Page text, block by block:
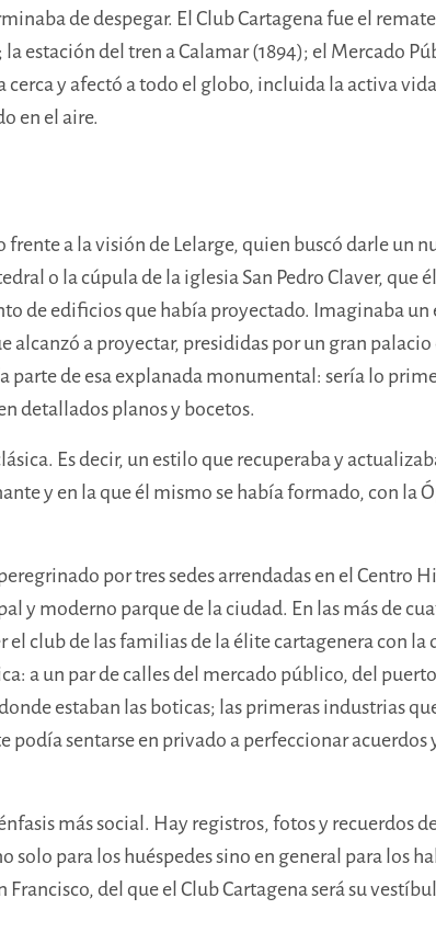
de despegar. El Club Cartagena fue el
estación del tren a Calamar (1894); el Mercado
cerca y afectó a todo el globo, incluida la activa
en el aire.
a la visión de Lelarge, quien buscó darle un
o la cúpula de la iglesia San Pedro Claver,
de edificiosque había proyectado. Imaginaba
alcanzó a proyectar, presididas por un gran
parte de esa explanada monumental: sería lo
detallados planos y bocetos.
Es decir, un estilo que recuperaba y
y en la que él mismo se había formado, con la
por tres sedes arrendadas en el
y moderno parque de la ciudad. En las más de
club de las familias de la élite cartagenera con
a un par de calles del mercado público, del
estaban las boticas; las primeras industrias
podía sentarse en privado a perfeccionar
más social. Hay registros, fotos y recuerdos
solo para los huéspedes sino en general para los
del que el Club Cartagena será su